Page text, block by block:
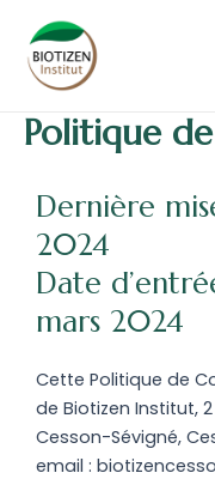
contenu
Politique
Dernière
2024
Date
mars 2024
Cette Politique de
de Biotizen Institut,
Cesson-Sévigné,
email :